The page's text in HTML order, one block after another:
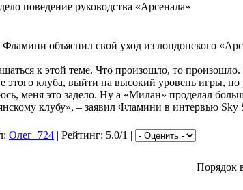
поведение руководства «Арсенала»
объяснил свой уход из лондонского
к этой теме. Что произошло, то
этого клуба, выйти на высокий уровень игры, но
меня это задело. Ну а «Милан» проделал
клубу», – заявил Фламини в интервью Sky
Олег_724 | Рейтинг: 5.0/1 |
Порядок